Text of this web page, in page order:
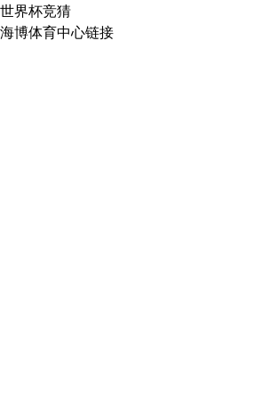
世界杯竞猜
海博体育中心链接